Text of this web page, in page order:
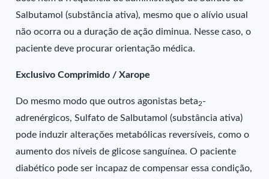
Salbutamol (substância ativa), mesmo que o alívio usual
não ocorra ou a duração de ação diminua. Nesse caso, o
paciente deve procurar orientação médica.
Exclusivo Comprimido / Xarope
Do mesmo modo que outros agonistas beta2-
adrenérgicos, Sulfato de Salbutamol (substância ativa)
pode induzir alterações metabólicas reversíveis, como o
aumento dos níveis de glicose sanguínea. O paciente
diabético pode ser incapaz de compensar essa condição,